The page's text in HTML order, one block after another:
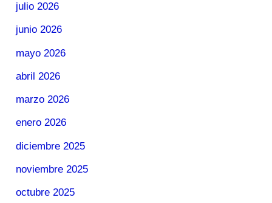
julio 2026
junio 2026
mayo 2026
abril 2026
marzo 2026
enero 2026
diciembre 2025
noviembre 2025
octubre 2025